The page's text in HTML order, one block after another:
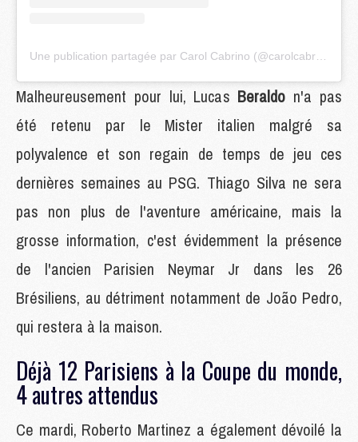
Malheureusement pour lui, Lucas Beraldo n'a pas
été retenu par le Mister italien malgré sa
polyvalence et son regain de temps de jeu ces
dernières semaines au PSG. Thiago Silva ne sera
pas non plus de l'aventure américaine, mais la
grosse information, c'est évidemment la présence
de l'ancien Parisien Neymar Jr dans les 26
Brésiliens, au détriment notamment de João Pedro,
qui restera à la maison.
Déjà 12 Parisiens à la Coupe du monde,
4 autres attendus
Ce mardi, Roberto Martinez a également dévoilé la